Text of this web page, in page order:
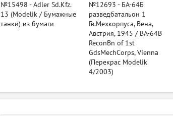
№15498 - Adler Sd.Kfz.
13 (Modelik / Бумажные
танки) из бумаги
№12693 - БА-64Б
разведбатальон 1
Гв.Мехкорпуса, Вена,
Австрия, 1945 / BA-64B
ReconBn of 1st
GdsMechCorps, Vienna
(Перекрас Modelik
4/2003)